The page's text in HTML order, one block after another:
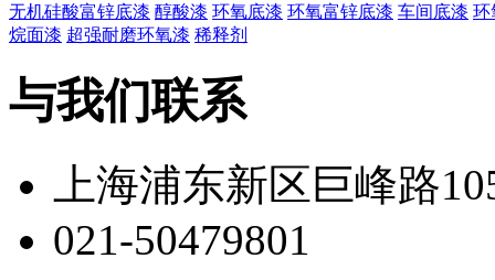
无机硅酸富锌底漆 醇酸漆 环氧底漆 环氧富锌底漆 车间底漆 环
烷面漆 超强耐磨环氧漆 稀释剂
与我们联系
上海浦东新区巨峰路
021-50479801